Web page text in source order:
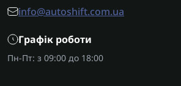
Масляні фільтри та насоси
Особливості підбору
Перед замовленням деталей
info@autoshift.com.ua
Графік роботи
Пн-Пт: з 09:00 до 18:00